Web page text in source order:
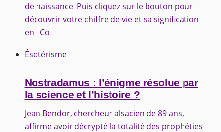
de naissance. Puis cliquez sur le bouton pour
découvrir votre chiffre de vie et sa signification
en . Co
Ésotérisme
Nostradamus : l’énigme résolue par
la science et l’histoire ?
Jean Bendor, chercheur alsacien de 89 ans,
affirme avoir décrypté la totalité des prophéties